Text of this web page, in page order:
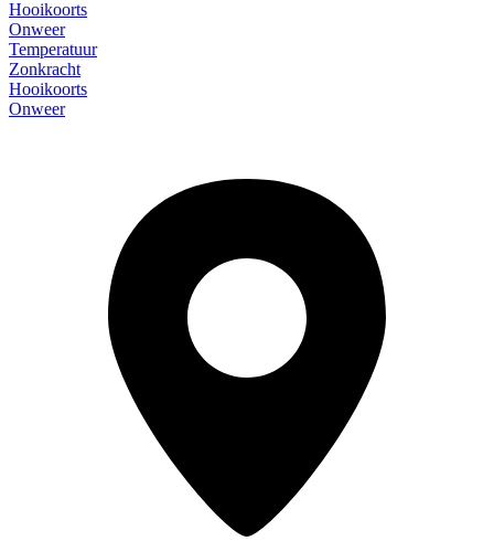
Hooikoorts
Onweer
Temperatuur
Zonkracht
Hooikoorts
Onweer